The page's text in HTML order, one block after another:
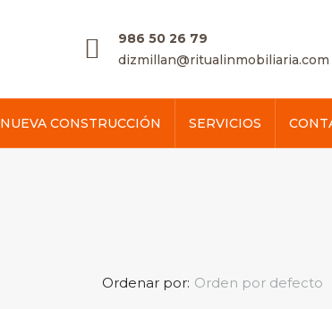
986 50 26 79
dizmillan@ritualinmobiliaria.com
NUEVA CONSTRUCCIÓN SERVICIOS
Ordenar por: Orden por defecto